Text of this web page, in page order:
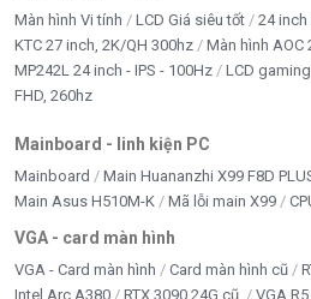
Màn hình Vi tính LCD Giá siêu tốt 24
KTC 27 inch, 2K/QH 300hz
Màn hình AOC
MP242L 24 inch - IPS - 100Hz
LCD
FHD, 260hz
Mainboard - linh kiện PC
Mainboard Main Huananzhi X99 F8D
Main Asus H510M-K
Mã lỗi main X99
VGA - card màn hình
VGA - Card màn hình Card màn hình cũ
Intel Arc A380
RTX 3090 24G cũ VGA